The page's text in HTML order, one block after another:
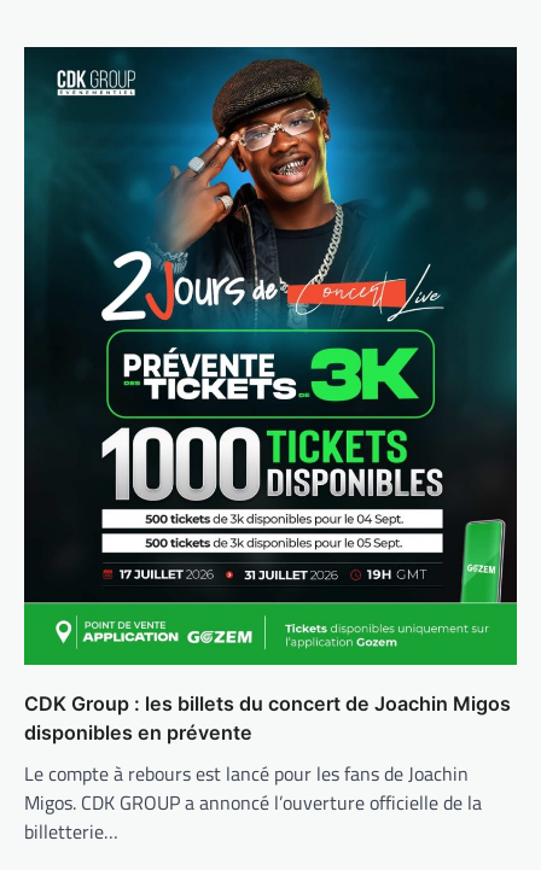
CDK Group : les billets du concert de Joachin Migos
disponibles en prévente
Le compte à rebours est lancé pour les fans de Joachin
Migos. CDK GROUP a annoncé l’ouverture officielle de la
billetterie…